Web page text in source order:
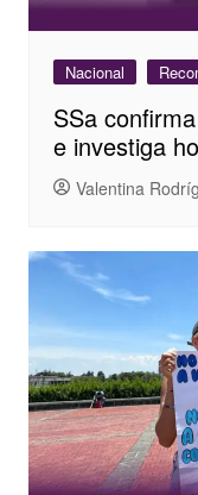
Nacional
SSa
e investiga
Valentina